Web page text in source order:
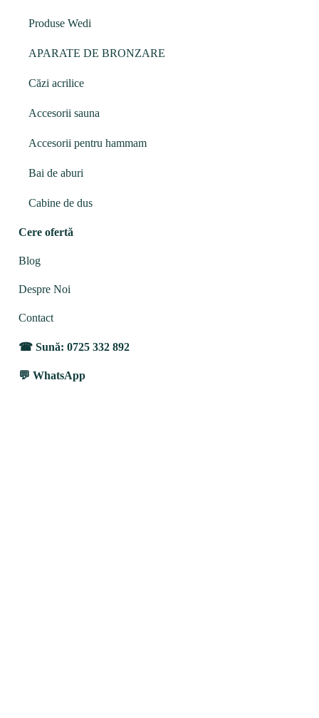
Produse Wedi
APARATE DE BRONZARE
Căzi acrilice
Accesorii sauna
Accesorii pentru hammam
Bai de aburi
Cabine de dus
Cere ofertă
Blog
Despre Noi
Contact
Sună: 0725 332 892
WhatsApp